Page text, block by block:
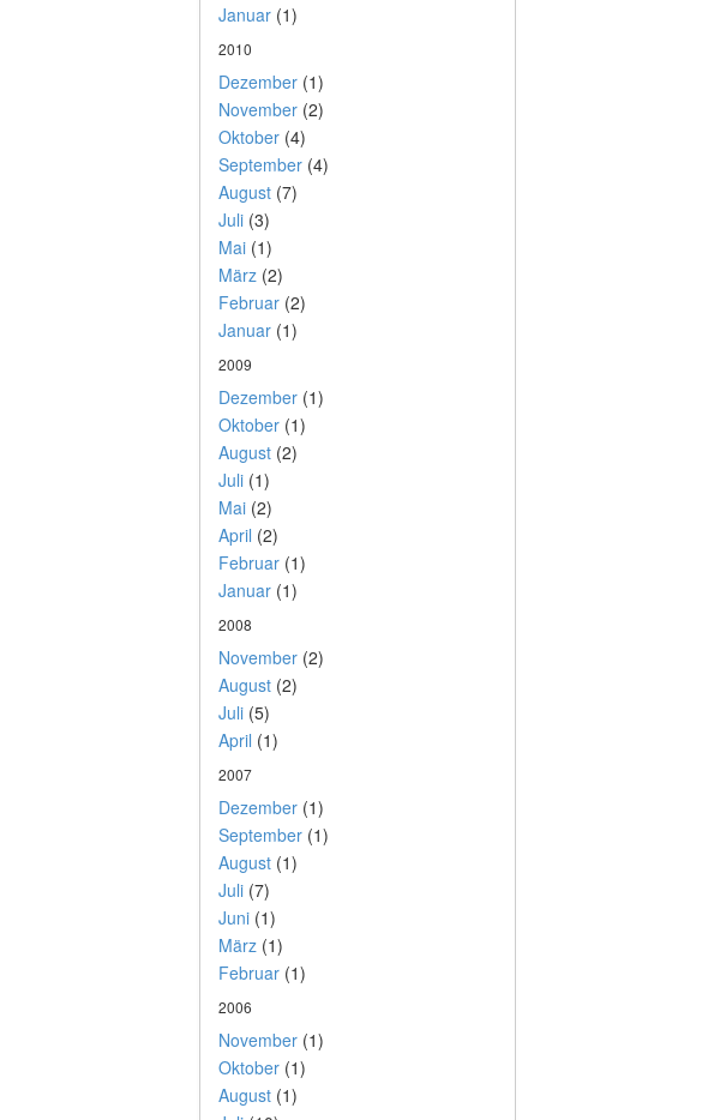
Januar(1)
2010
Dezember(1)
November(2)
Oktober(4)
September(4)
August(7)
Juli(3)
Mai(1)
März(2)
Februar(2)
Januar(1)
2009
Dezember(1)
Oktober(1)
August(2)
Juli(1)
Mai(2)
April (2)
Februar(1)
Januar(1)
2008
November(2)
August(2)
Juli(5)
April (1)
2007
Dezember(1)
September(1)
August(1)
Juli(7)
Juni(1)
März(1)
Februar(1)
2006
November(1)
Oktober(1)
August(1)